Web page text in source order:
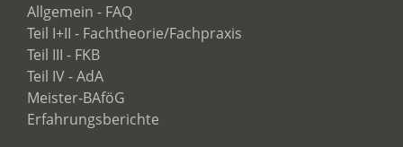
Allgemein - FAQ
Teil I+II - Fachtheorie/Fachpraxis
Teil III - FKB
Teil IV - AdA
Meister-BAföG
Erfahrungsberichte